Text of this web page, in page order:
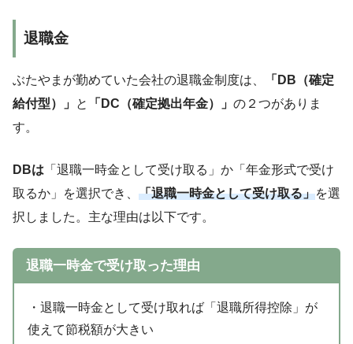
退職金
ぶたやまが勤めていた会社の退職金制度は、
「DB（確定
給付型）」 と 「DC（確定拠出年金）」 の２つがありま
す。
DBは 「退職一時金として受け取る」か「年金形式で受け
取るか」を選択でき、 「退職一時金として受け取る」を選
択しました。主な理由は以下です。
退職一時金で受け取った理由
・退職一時金として受け取れば「退職所得控除」が
使えて節税額が大きい